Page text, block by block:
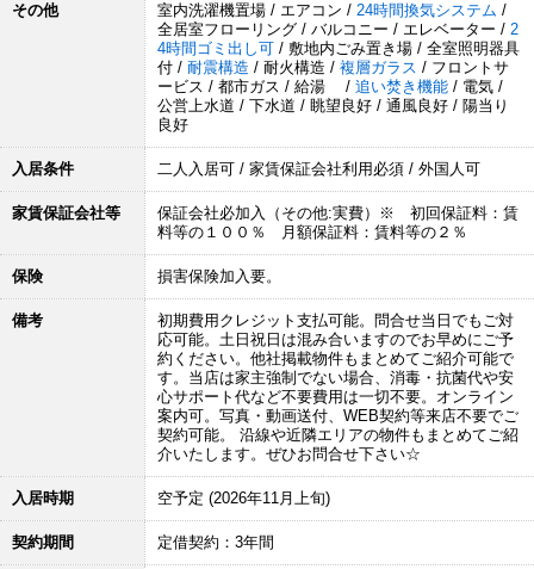
その他 室内洗濯機置場 / エアコン / 24時間換気システム /
全居室フローリング / バルコニー / エレベーター / 2
4時間ゴミ出し可 / 敷地内ごみ置き場 / 全室照明器具
付 / 耐震構造 / 耐火構造 / 複層ガラス / フロントサ
ービス / 都市ガス / 給湯 / 追い焚き機能 / 電気 /
公営上水道 / 下水道 / 眺望良好 / 通風良好 / 陽当り
良好
入居条件 二人入居可 / 家賃保証会社利用必須 / 外国人可
家賃保証会社等
保証会社必加入（その他:実費）※ 初回保証料：賃
料等の１００％ 月額保証料：賃料等の２％
保険 損害保険加入要。
備考
初期費用クレジット支払可能。問合せ当日でもご対
応可能。土日祝日は混み合いますのでお早めにご予
約ください。他社掲載物件もまとめてご紹介可能で
す。当店は家主強制でない場合、消毒・抗菌代や安
心サポート代など不要費用は一切不要。オンライン
案内可。写真・動画送付、WEB契約等来店不要でご
契約可能。 沿線や近隣エリアの物件もまとめてご紹
介いたします。ぜひお問合せ下さい☆
入居時期 空予定 (2026年11月上旬)
契約期間 定借契約：3年間